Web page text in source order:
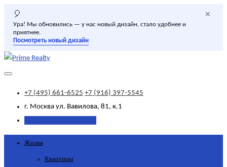
🎈
Ура! Мы обновились — у нас новый дизайн, стало удобнее и
приятнее.
Посмотреть новый дизайн
×
+7 (495) 661-6525 +7 (916) 397-5545
г. Москва ул. Вавилова, 81, к.1
Жилая
Квартиры